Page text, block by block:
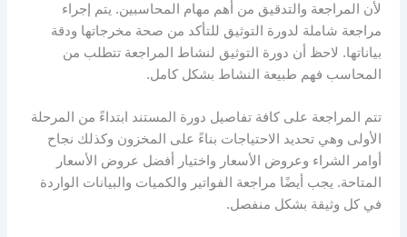
لأن المراجعة والتدقيق من أهم مهام المحاسبين. يتم إجراء
مراجعة شاملة لدورة التوثيق للتأكد من صحة مخرجاتها ودقة
بياناتها. لاحظ أن دورة التوثيق لنشاط المراجعة تتطلب من
المحاسب فهم طبيعة النشاط بشكل كامل.
تتم المراجعة على كافة تفاصيل دورة المستند ابتداءً من المرحلة
الأولى وهي تحديد الاحتياجات بناءً على المخزون وكذلك نجاح
أوامر الشراء وعروض الأسعار واختيار أفضل عروض الأسعار
المتاحة. يجب أيضًا مراجعة الفواتير والكميات والبيانات الواردة
في كل وثيقة بشكل منفصل.